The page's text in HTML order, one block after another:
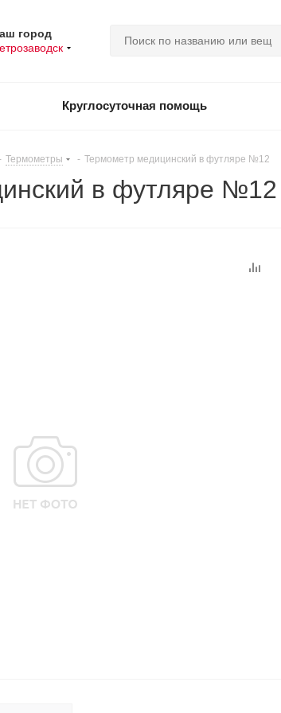
город
Круглосуточная помощь
Термометры - Термометр медицинский в футляре №12
в футляре №12